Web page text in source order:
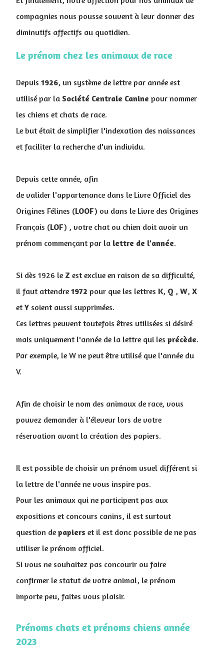
compagnies nous pousse souvent à leur donner des
diminutifs affectifs au quotidien.
Le prénom chez les animaux de race
Depuis 1926, un système de lettre par année est
utilisé par la Société Centrale Canine pour nommer
les chiens et chats de race.
Le but était de simplifier l'indexation des naissances
et faciliter la recherche d'un individu.
Depuis cette année, afin
de valider l'appartenance dans le Livre Officiel des
Origines Félines (LOOF) ou dans le Livre des Origines
Français (LOF) , votre chat ou chien doit avoir un
prénom commençant par la lettre de l'année.
Si dès 1926 le Z est exclue en raison de sa difficulté,
il faut attendre 1972 pour que les lettres K, Q , W, X
etY soient aussi supprimées.
Ces lettres peuvent toutefois êtres utilisées si désiré
mais uniquement l'année de la lettre qui les précède.
Par exemple, le W ne peut être utilisé que l'année du
V.
Afin de choisir le nom des animaux de race, vous
pouvez demander à l'éleveur lors de votre
réservation avant la création des papiers.
Il est possible de choisir un prénom usuel différent si
la lettre de l'année ne vous inspire pas.
Pour les animaux qui ne participent pas aux
expositions et concours canins, il est surtout
question de papiers et il est donc possible de ne pas
utiliser le prénom officiel.
Si vous ne souhaitez pas concourir ou faire
confirmer le statut de votre animal, le prénom
importe peu, faites vous plaisir.
Prénoms chats et prénoms chiens année
2023